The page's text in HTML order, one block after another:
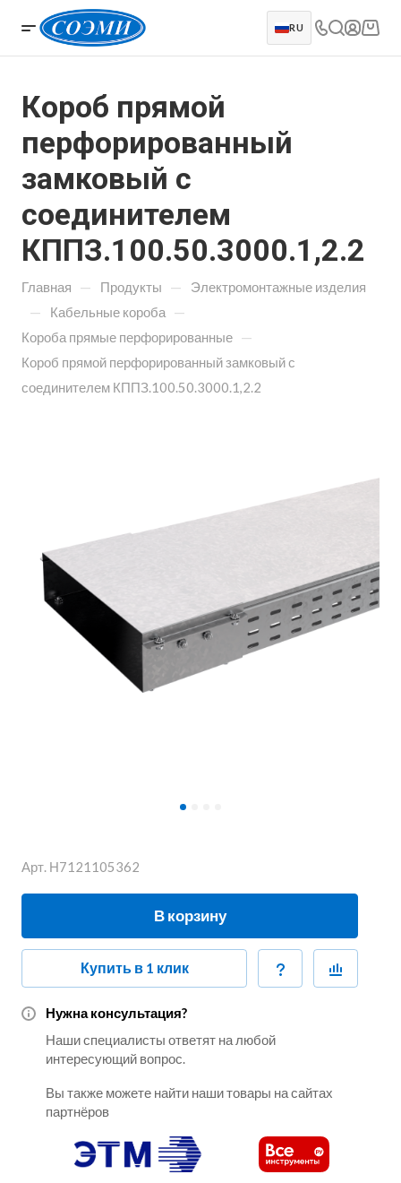
RU
Короб прямой
перфорированный
замковый с
соединителем
КППЗ.100.50.3000.1,2.2
Главная — Продукты — Электромонтажные изделия
— Кабельные короба —
Короба прямые перфорированные —
Короб прямой перфорированный замковый с
соединителем КППЗ.100.50.3000.1,2.2
Арт. Н7121105362
В корзину
Купить в 1 клик
Нужна консультация?
Наши специалисты ответят на любой
интересующий вопрос.
Вы также можете найти наши товары на сайтах
партнёров